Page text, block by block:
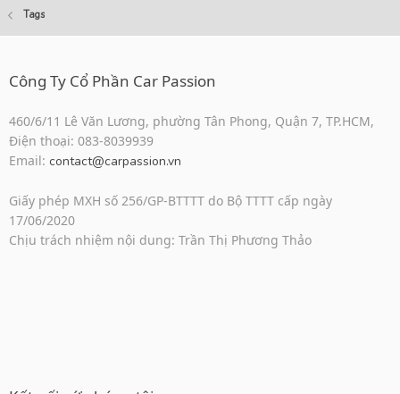
Tags
Công Ty Cổ Phần Car Passion
460/6/11 Lê Văn Lương, phường Tân Phong, Quận 7, TP.HCM,
Điện thoại: 083-8039939
Email: contact@carpassion.vn
Giấy phép MXH số 256/GP-BTTTT do Bộ TTTT cấp ngày
17/06/2020
Chịu trách nhiệm nội dung: Trần Thị Phương Thảo